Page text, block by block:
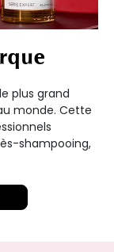
plus grand
monde. Cette
shampooing,